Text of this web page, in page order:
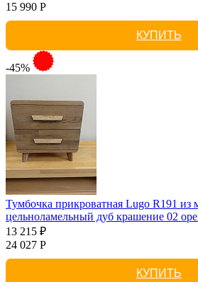
15 990 Р
КУПИТЬ
-45%
Тумбочка прикроватная Lugo R191 из
цельноламельный дуб крашение 02
13 215 ₽
24 027 Р
КУПИТЬ